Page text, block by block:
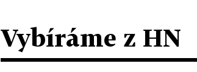
Vybíráme z HN